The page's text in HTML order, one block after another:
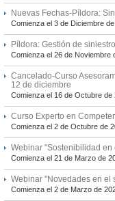
Nuevas Fechas-Píldora:
Comienza el 3 de Diciembre
Píldora: Gestión de
Comienza el 26 de Noviembre
Cancelado-Curso
12 de diciembre
Comienza el 16 de Octubre de
Curso Experto en
Comienza el 2 de Octubre de
Webinar "Sostenibilidad en
Comienza el 21 de Marzo de
Webinar "Novedades en el
Comienza el 2 de Marzo de